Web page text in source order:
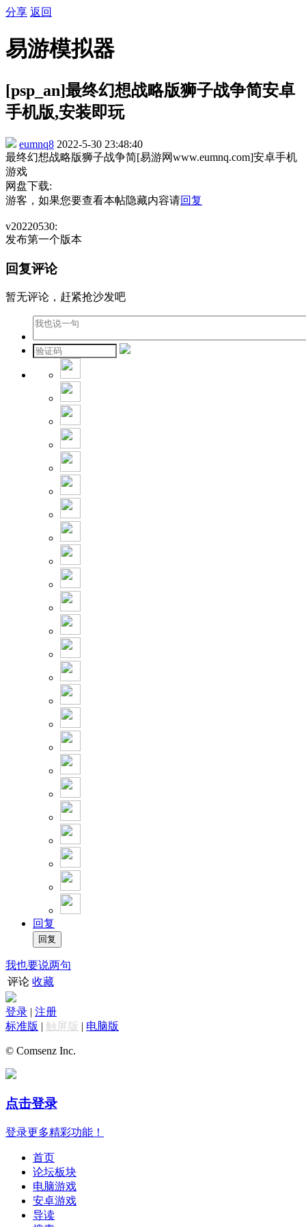
分享 返回
易游模拟器
[psp_an]最终幻想战略版狮子战争简安卓
手机版,安装即玩
eumnq8 2022-5-30 23:48:40
最终幻想战略版狮子战争简[易游网www.eumnq.com]安卓手机
游戏
网盘下载:
游客，如果您要查看本帖隐藏内容请回复
v20220530:
发布第一个版本
回复评论
暂无评论，赶紧抢沙发吧
回复
我也要说两句
评论 收藏
登录 | 注册
标准版 | 触屏版 | 电脑版
© Comsenz Inc.
点击登录
登录更多精彩功能！
首页
论坛板块
电脑游戏
安卓游戏
导读